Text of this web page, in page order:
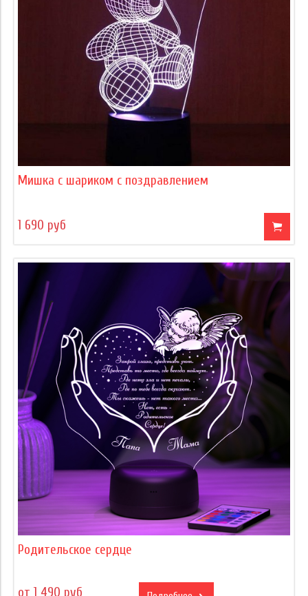
Мишка с шариком с поздравлением
1 690 руб
Родительское сердце
от 1 490 руб